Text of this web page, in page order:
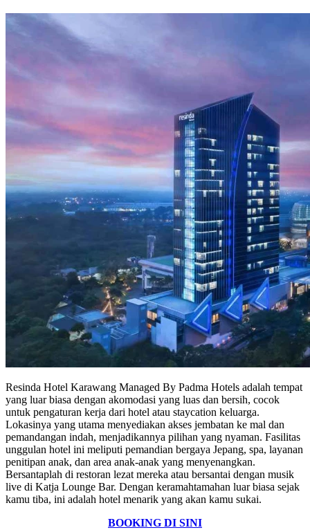
Resinda Hotel Karawang Managed By Padma Hotels adalah tempat
yang luar biasa dengan akomodasi yang luas dan bersih, cocok
untuk pengaturan kerja dari hotel atau staycation keluarga.
Lokasinya yang utama menyediakan akses jembatan ke mal dan
pemandangan indah, menjadikannya pilihan yang nyaman. Fasilitas
unggulan hotel ini meliputi pemandian bergaya Jepang, spa, layanan
penitipan anak, dan area anak-anak yang menyenangkan.
Bersantaplah di restoran lezat mereka atau bersantai dengan musik
live di Katja Lounge Bar. Dengan keramahtamahan luar biasa sejak
kamu tiba, ini adalah hotel menarik yang akan kamu sukai.
BOOKING DI SINI